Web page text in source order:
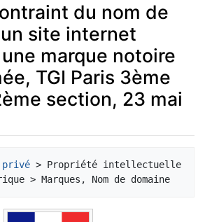
du nom de
site internet
marque notoire
TGI Paris 3ème
section, 23 mai
> Propriété intellectuelle